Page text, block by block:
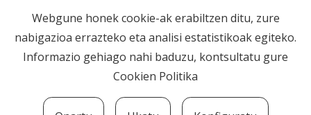
Lege Oharra
Harpidetza
Webgune honek cookie-ak erabiltzen ditu, zure
nabigazioa errazteko eta analisi estatistikoak egiteko.
Informazio gehiago nahi baduzu, kontsultatu gure
Cookien Politika